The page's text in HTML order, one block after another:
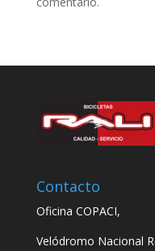
Contacto
Oficina COPACI,
Velódromo Nacional